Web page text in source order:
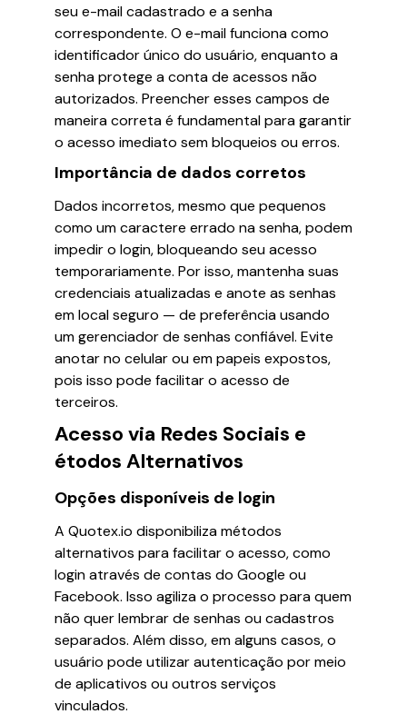
seu e-mail cadastrado e a senha
correspondente. O e-mail funciona como
identificador único do usuário, enquanto a
senha protege a conta de acessos não
autorizados. Preencher esses campos de
maneira correta é fundamental para garantir
o acesso imediato sem bloqueios ou erros.
Importância de dados corretos
Dados incorretos, mesmo que pequenos
como um caractere errado na senha, podem
impedir o login, bloqueando seu acesso
temporariamente. Por isso, mantenha suas
credenciais atualizadas e anote as senhas
em local seguro — de preferência usando
um gerenciador de senhas confiável. Evite
anotar no celular ou em papeis expostos,
pois isso pode facilitar o acesso de
terceiros.
Acesso via Redes Sociais e
étodos Alternativos
Opções disponíveis de login
A Quotex.io disponibiliza métodos
alternativos para facilitar o acesso, como
login através de contas do Google ou
Facebook. Isso agiliza o processo para quem
não quer lembrar de senhas ou cadastros
separados. Além disso, em alguns casos, o
usuário pode utilizar autenticação por meio
de aplicativos ou outros serviços
vinculados.